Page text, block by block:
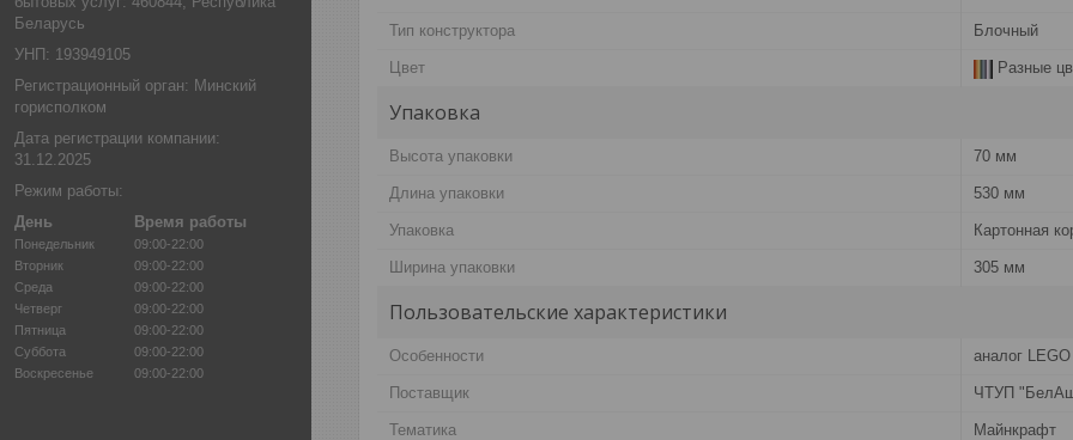
Беларусь
УНП: 193949105
Регистрационный орган: Минский
горисполком
Дата регистрации компании:
31.12.2025
Режим работы:
День
Время работы
Понедельник
09:00-22:00
Вторник
09:00-22:00
Среда
09:00-22:00
Четверг
09:00-22:00
Пятница
09:00-22:00
Суббота
09:00-22:00
Воскресенье
09:00-22:00
Тип конструктора Блочный
Цвет Разные
Упаковка
Высота упаковки 70 мм
Длина упаковки 530 мм
Упаковка Картонная
Ширина упаковки 305 мм
Пользовательские характеристики
Особенности аналог LEGO
Поставщик ЧТУП
Тематика Майнкрафт